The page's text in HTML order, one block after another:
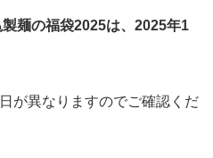
麺の福袋2025は、2025年1
が異なりますのでご確認くだ